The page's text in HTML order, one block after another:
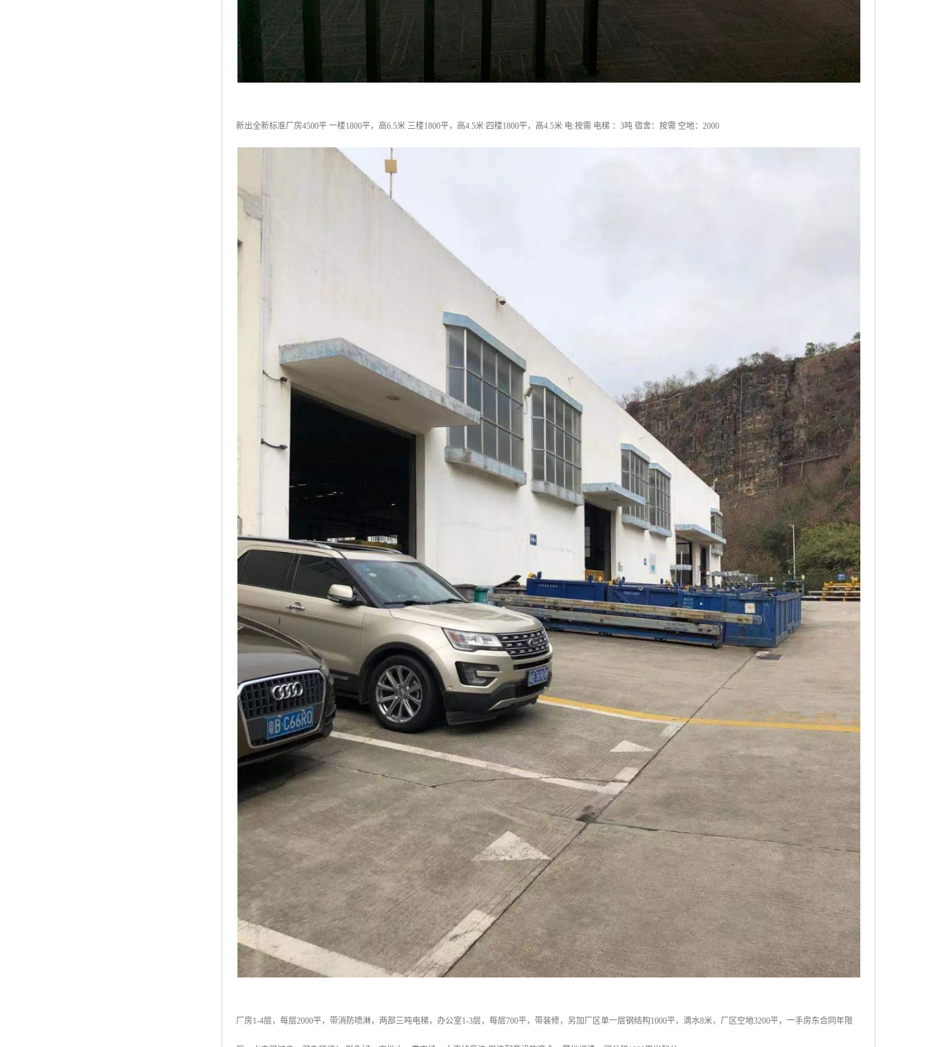
新出全新标准厂房4500平 一楼1800平，高6.5米 三楼1800平，高4.5米 四楼1800平，高4.5米 电:按需 电梯 ：3吨 宿舍：按需 空地：2000
厂房1-4层，每层2000平，带消防喷淋，两部三吨电梯，办公室1-3层，每层700平，带装修，另加厂区单一层钢结构1000平，滴水8米，厂区空地3200平，一手房东合同年限